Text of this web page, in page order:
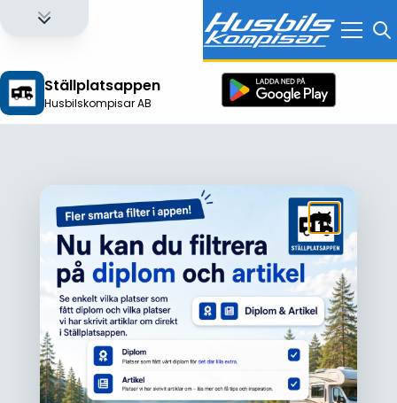
Ställplatsappen
Husbilskompisar AB
Logga in för att få full tillgång till alla funktioner!